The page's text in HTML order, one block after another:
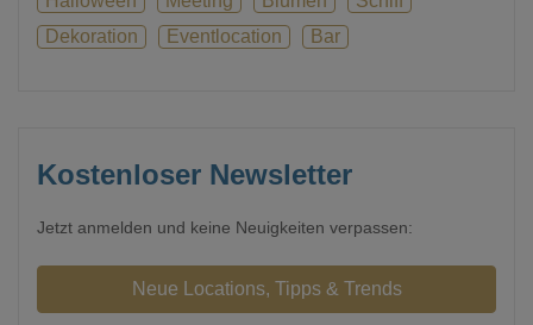
Dekoration
Eventlocation Bar
Kostenloser Newsletter
Jetzt anmelden und keine Neuigkeiten verpassen: